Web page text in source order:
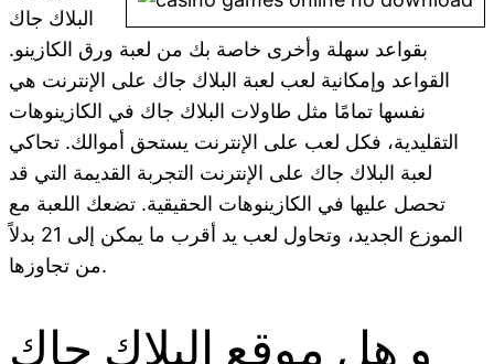
البلاك جاك
بقواعد سهلة وأخرى خاصة بك من لعبة ورق الكازينو.
القواعد وإمكانية لعب لعبة البلاك جاك على الإنترنت هي
نفسها تمامًا مثل طاولات البلاك جاك في الكازينوهات
التقليدية، فكل لعب على الإنترنت يستحق أموالك. تحاكي
لعبة البلاك جاك على الإنترنت التجربة القديمة التي قد
تحصل عليها في الكازينوهات الحقيقية. تضعك اللعبة مع
الموزع الجديد، وتحاول لعب يد أقرب ما يمكن إلى 21 بدلاً
من تجاوزها.
و هل موقع البلاك جاك